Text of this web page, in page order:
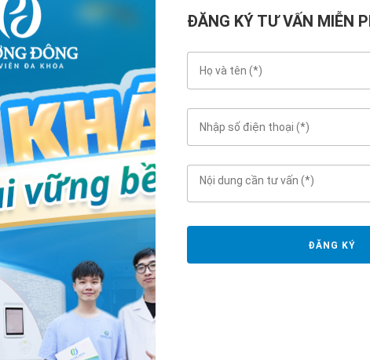
hiện đại, đạt chuẩn đã góp phần hỗ trợ tối đa cho các
Trong phòng sinh thường có đầy đủ điều hoà, máy đo
sơ sinh,... Với sự hỗ trợ đắc lực của thiết bị, đồ dùng cần
đã giúp mẹ tiết kiệm sức lực trong việc rặn sinh để đón bé
gia đình, cấy que tránh thai, đặt vòng tránh thai, bóc xơ
đảm bảo vô khuẩn và riêng tư. Bên trong phòng có đủ chỗ
cụ đảm bảo tiêu chuẩn y tế.
phòng phẫu thuật được trang bị đầy đủ các thiết bị thiết
ĐĂNG KÝ TƯ VẤN MIỄN
ĐĂNG KÝ